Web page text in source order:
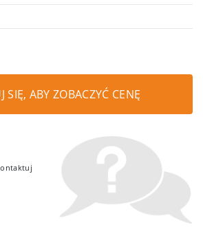
SIĘ, ABY ZOBACZYĆ CENĘ